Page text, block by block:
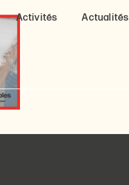
Activités Actualités